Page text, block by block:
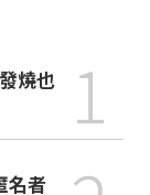
1
名者